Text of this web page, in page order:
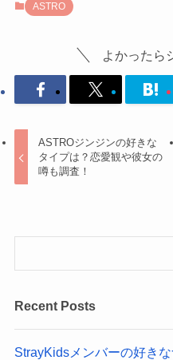
ASTRO
よかったら
ASTROジンジンの好きな
タイプは？恋愛観や彼女の
噂も調査！
Recent Posts
StrayKidsメンバーの好き